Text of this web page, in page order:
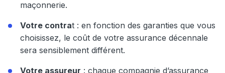
maçonnerie.
Votre contrat : en fonction des garanties que vous
choisissez, le coût de votre assurance décennale
sera sensiblement différent.
Votre assureur : chaque compagnie d’assurance